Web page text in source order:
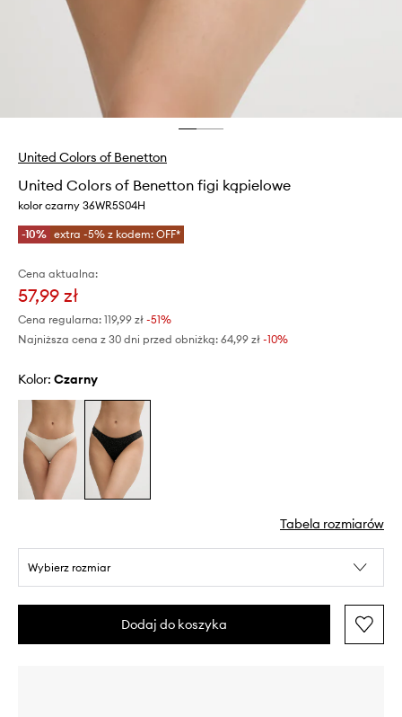
United Colors of Benetton
United Colors of Benetton figi kąpielowe
kolor czarny 36WR5S04H
-10% extra -5% z kodem: OFF*
Cena aktualna:
57,99 zł
Cena regularna: 119,99 zł -51%
Najniższa cena z 30 dni przed obniżką: 64,99 zł -10%
Kolor: czarny
Tabela rozmiarów
Wybierz rozmiar
Dodaj do koszyka